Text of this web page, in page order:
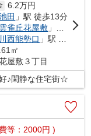
6.2万円
田 」駅 徒歩13分
雲雀丘花屋敷 」駅 徒歩16分
川西能勢口 」駅 徒歩21分
㎡
屋敷３丁目
♪閑静な住宅街☆
等：2000円 )